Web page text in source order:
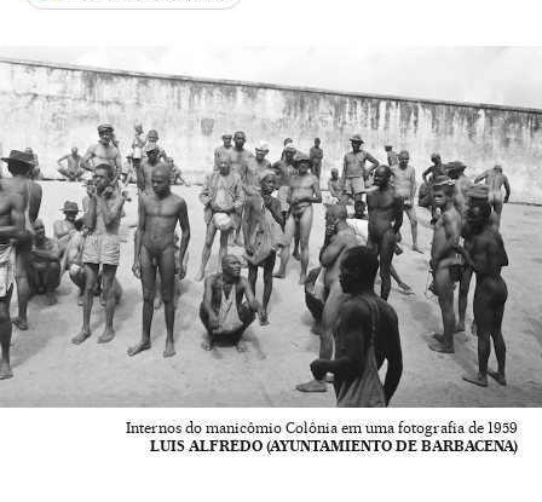
Internos do manicômio Colônia em uma fotografia de 1959
LUIS ALFREDO (AYUNTAMIENTO DE BARBACENA)